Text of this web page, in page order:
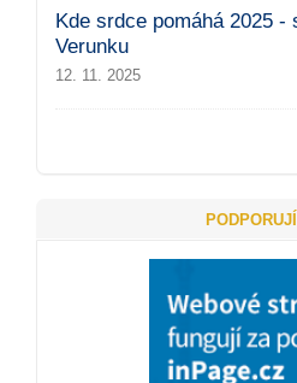
Kde srdce pomáhá 2025 -
Verunku
12. 11. 2025